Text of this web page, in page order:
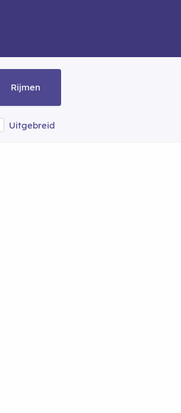
Rijmen
Uitgebreid